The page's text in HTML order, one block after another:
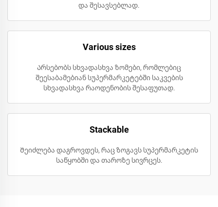
და შესავსებლად.
Various sizes
Არსებობს სხვადასხვა ზომები, რომლებიც
შეესაბამებიან სუპერმარკეტებში საკვების
სხვადასხვა რაოდენობის შესაფუთად.
Stackable
Შეიძლება დაგროვდეს, რაც ზოგავს სუპერმარკეტის
საწყობში და თაროზე სივრცეს.